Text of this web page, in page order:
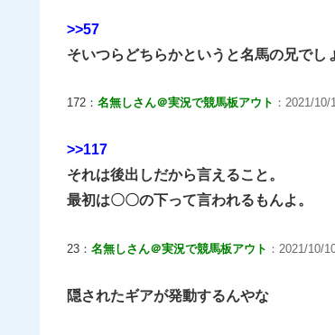
>>57
そいつらどちらかというと名馬の兄でし
172： 名無しさん＠実況で競馬板アウト ：2021/
>>117
それは後出しだから言えること。
最初は〇〇の下って言われるもんよ。
23： 名無しさん＠実況で競馬板アウト ：2021/10/
隠されたギアが発動するんやな